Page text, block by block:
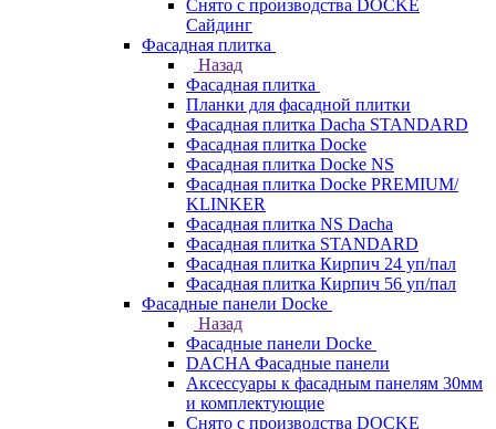
Снято с производства DOCKE
Сайдинг
Фасадная плитка
Назад
Фасадная плитка
Планки для фасадной плитки
Фасадная плитка Dacha STANDARD
Фасадная плитка Docke
Фасадная плитка Docke NS
Фасадная плитка Docke PREMIUM/
KLINKER
Фасадная плитка NS Dacha
Фасадная плитка STANDARD
Фасадная плитка Кирпич 24 уп/пал
Фасадная плитка Кирпич 56 уп/пал
Фасадные панели Docke
Назад
Фасадные панели Docke
DACHA Фасадные панели
Аксессуары к фасадным панелям 30мм
и комплектующие
Снято с производства DOCKE